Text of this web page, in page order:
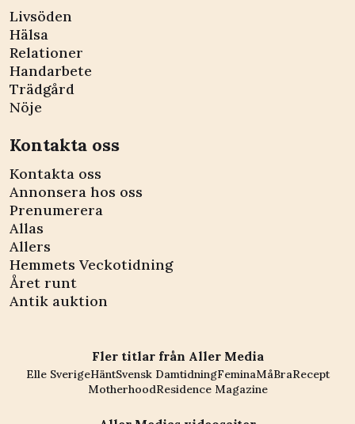
Livsöden
Hälsa
Relationer
Handarbete
Trädgård
Nöje
Kontakta oss
Kontakta oss
Annonsera hos oss
Prenumerera
Allas
Allers
Hemmets Veckotidning
Året runt
Antik auktion
Fler titlar från Aller Media
Elle SverigeHäntSvensk DamtidningFeminaMåBraRecept
MotherhoodResidence Magazine